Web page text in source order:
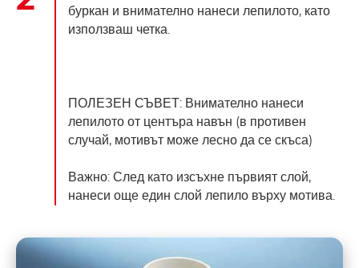
буркан и внимателно нанеси лепилото, като
използваш четка.
ПОЛЕЗЕН СЪВЕТ: Внимателно нанеси
лепилото от центъра навън (в противен
случай, мотивът може лесно да се скъса)
Важно: След като изсъхне първият слой,
нанеси още един слой лепило върху мотива.